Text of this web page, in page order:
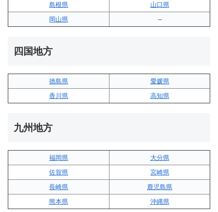
島根県
山口県
岡山県
–
四国地方
徳島県
愛媛県
香川県
高知県
九州地方
福岡県
大分県
佐賀県
宮崎県
長崎県
鹿児島県
熊本県
沖縄県